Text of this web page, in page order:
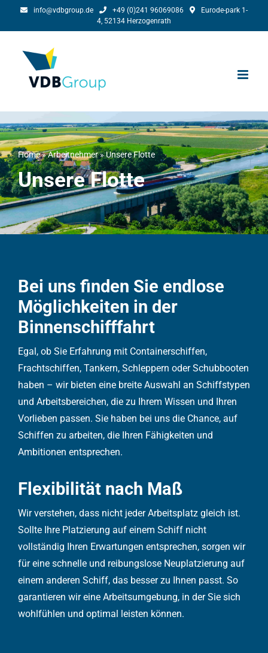
info@vdbgroup.de +49 (0)241 96069086
Eurode-park 1-
4, 52134 Herzogenrath
Home»Arbeitnehmer»Unsere Flotte
Unsere Flotte
Bei uns finden Sie endlose
Möglichkeiten in der
Binnenschifffahrt
Egal, ob Sie Erfahrung mit Containerschiffen,
Frachtschiffen, Tankern, Schleppern oder Schubbooten
haben – wir bieten eine breite Auswahl an Schiffstypen
und Arbeitsbereichen, die zu Ihrem Wissen und Ihren
Vorlieben passen. Sie haben bei uns die Chance, auf
Schiffen zu arbeiten, die Ihren Fähigkeiten und
Ambitionen entsprechen.
Flexibilität nach Maß
Wir verstehen, dass nicht jeder Arbeitsplatz gleich ist.
Sollte Ihre Platzierung auf einem Schiff nicht
vollständig Ihren Erwartungen entsprechen, sorgen wir
für eine schnelle und reibungslose Neuplatzierung auf
einem anderen Schiff, das besser zu Ihnen passt. So
garantieren wir eine Arbeitsumgebung, in der Sie sich
wohlfühlen und optimal leisten können.